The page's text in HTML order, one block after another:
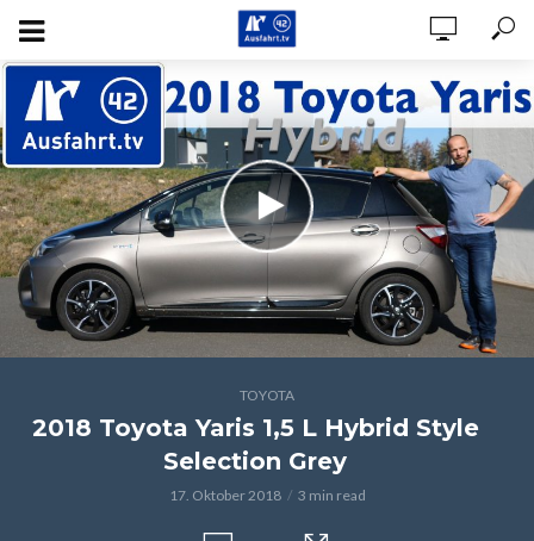
TOYOTA
2018 Toyota Yaris 1,5 L Hybrid Style
Selection Grey
17. Oktober 2018 3 min read